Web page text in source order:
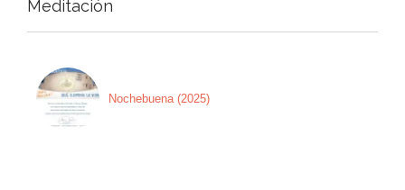
Meditación
Nochebuena (2025)